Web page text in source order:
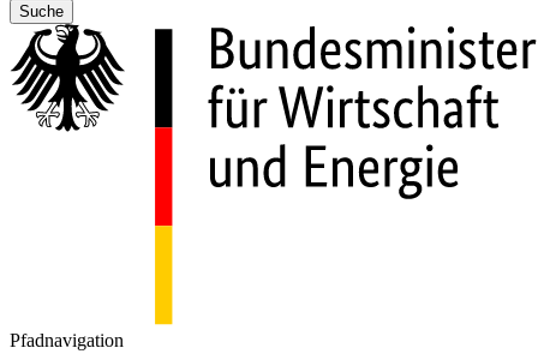
Suche
Pfadnavigation